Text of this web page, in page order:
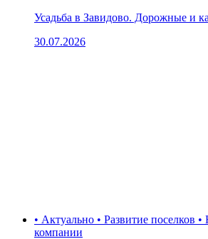
Усадьба в Завидово. Дорожные и
30.07.2026
• Актуально • Развитие поселков
компании